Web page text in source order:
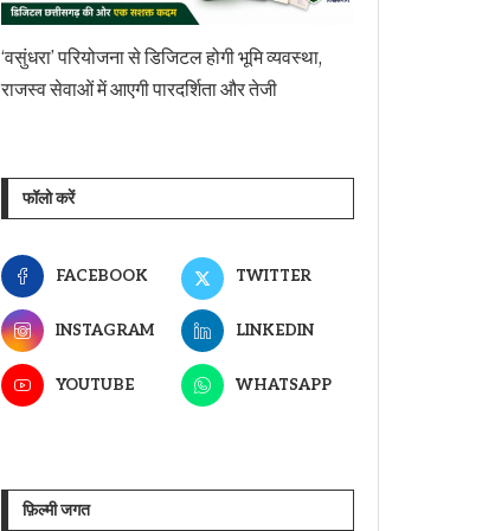
‘वसुंधरा’ परियोजना से डिजिटल होगी भूमि व्यवस्था,
राजस्व सेवाओं में आएगी पारदर्शिता और तेजी
फॉलो करें
FACEBOOK TWITTER
INSTAGRAM LINKEDIN
YOUTUBE WHATSAPP
फ़िल्मी जगत